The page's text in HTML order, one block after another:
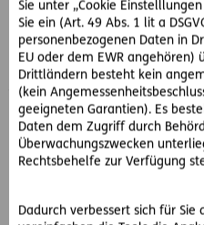
Sie unter „Cookie
Sie ein (Art. 49 Abs. 1 lit a
personenbezogenen Daten in
EU oder dem EWR
Drittländern besteht kein
(kein
geeigneten Garantien). Es
Daten dem Zugriff durch
Überwachungszwecken
Rechtsbehelfe zur Verfügung
Dadurch verbessert sich für Sie
Oldtimer
Ente? Käfer? Sunbeam
richtige Absicherung für